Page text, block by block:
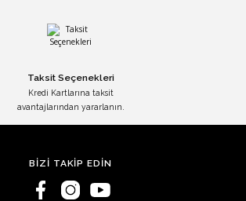
Taksit Seçenekleri
Kredi Kartlarına taksit
avantajlarından yararlanın.
BİZİ TAKİP EDİN